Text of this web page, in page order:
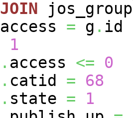
JOIN
access = g . id
1
. access <=
0
. catid =
68
. state =
1